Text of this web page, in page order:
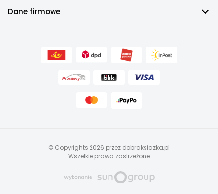
Dane firmowe
© Copyrights 2026 przez dobraksiazka.pl
Wszelkie prawa zastrzeżone